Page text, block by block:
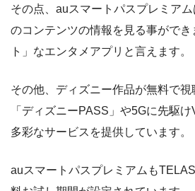
過去のドラマ作品を視聴すること
TELASAにアクセス、ログ
し、「解約」を選択
きを進める
」「 退会する
その点、auスマートパスプレミア
のコンテンツの情報を見る事がで
ト」なエンタメアプリと言えます。
その他、ディズニー作品が無料で
「ディズニーPASS」や5Gに先駆け
多彩なサービスを提供しています。
auスマートパスプレミアムも